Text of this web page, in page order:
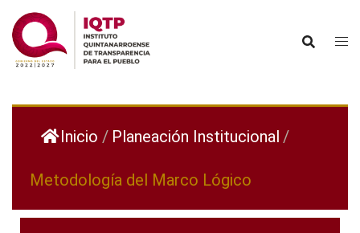
Inicio / Planeación Institucional /
Metodología del Marco Lógico